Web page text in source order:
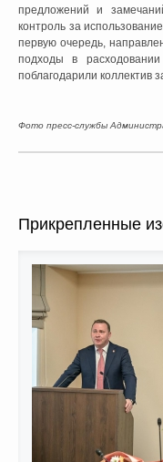
предложений и
контроль за
первую очередь,
подходы в
поблагодарили коллектив
Фото пресс-службы
Прикрепленные